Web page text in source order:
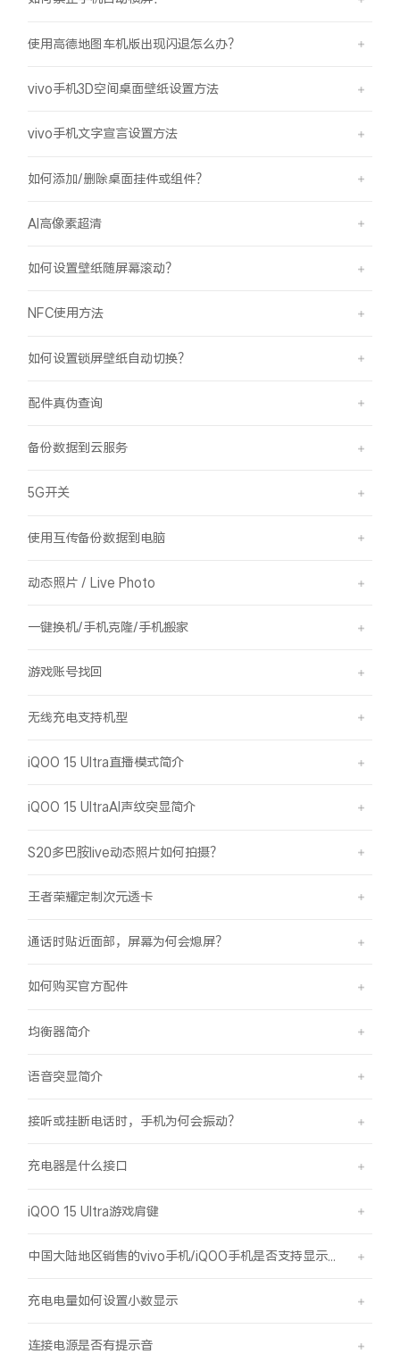
使用高德地图车机版出现闪退怎么办？
vivo手机3D空间桌面壁纸设置方法
vivo手机文字宣言设置方法
如何添加/删除桌面挂件或组件？
AI高像素超清
如何设置壁纸随屏幕滚动？
NFC使用方法
如何设置锁屏壁纸自动切换？
配件真伪查询
备份数据到云服务
5G开关
使用互传备份数据到电脑
动态照片 / Live Photo
一键换机/手机克隆/手机搬家
游戏账号找回
无线充电支持机型
iQOO 15 Ultra直播模式简介
iQOO 15 UltraAI声纹突显简介
S20多巴胺live动态照片如何拍摄？
王者荣耀定制次元透卡
通话时贴近面部，屏幕为何会熄屏？
如何购买官方配件
均衡器简介
语音突显简介
接听或挂断电话时，手机为何会振动？
充电器是什么接口
iQOO 15 Ultra游戏肩键
充电电量如何设置小数显示
连接电源是否有提示音